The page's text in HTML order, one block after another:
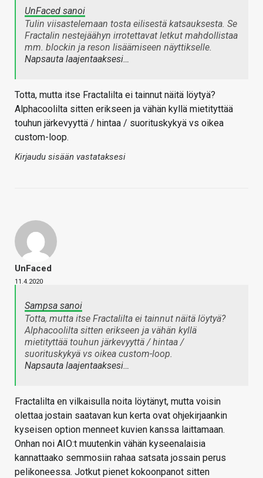
UnFaced sanoi
Tulin viisastelemaan tosta eilisestä katsauksesta. Se
Fractalin nestejäähyn irrotettavat letkut mahdollistaa
mm. blockin ja reson lisäämiseen näyttikselle.
Napsauta laajentaaksesi…
Totta, mutta itse Fractalilta ei tainnut näitä löytyä?
Alphacoolilta sitten erikseen ja vähän kyllä mietityttää
touhun järkevyyttä / hintaa / suorituskykyä vs oikea
custom-loop.
Kirjaudu sisään vastataksesi
UnFaced
11.4.2020
Sampsa sanoi
Totta, mutta itse Fractalilta ei tainnut näitä löytyä?
Alphacoolilta sitten erikseen ja vähän kyllä
mietityttää touhun järkevyyttä / hintaa /
suorituskykyä vs oikea custom-loop.
Napsauta laajentaaksesi…
Fractalilta en vilkaisulla noita löytänyt, mutta voisin
olettaa jostain saatavan kun kerta ovat ohjekirjaankin
kyseisen option menneet kuvien kanssa laittamaan.
Onhan noi AIO:t muutenkin vähän kyseenalaisia
kannattaako semmosiin rahaa satsata jossain perus
pelikoneessa. Jotkut pienet kokoonpanot sitten